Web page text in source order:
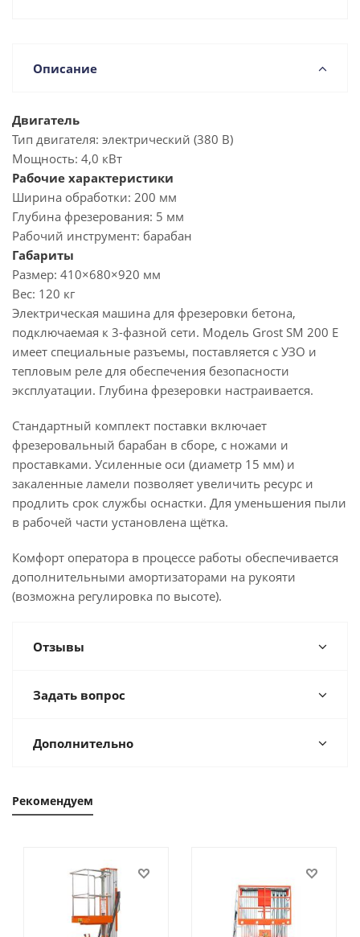
Описание
Двигатель
Тип двигателя: электрический (380 В)
Мощность: 4,0 кВт
Рабочие характеристики
Ширина обработки: 200 мм
Глубина фрезерования: 5 мм
Рабочий инструмент: барабан
Габариты
Размер: 410×680×920 мм
Вес: 120 кг
Электрическая машина для фрезеровки бетона,
подключаемая к 3-фазной сети. Модель Grost SM 200 E
имеет специальные разъемы, поставляется с УЗО и
тепловым реле для обеспечения безопасности
эксплуатации. Глубина фрезеровки настраивается.
Стандартный комплект поставки включает
фрезеровальный барабан в сборе, с ножами и
проставками. Усиленные оси (диаметр 15 мм) и
закаленные ламели позволяет увеличить ресурс и
продлить срок службы оснастки. Для уменьшения пыли
в рабочей части установлена щётка.
Комфорт оператора в процессе работы обеспечивается
дополнительными амортизаторами на рукояти
(возможна регулировка по высоте).
Отзывы
Задать вопрос
Дополнительно
Рекомендуем